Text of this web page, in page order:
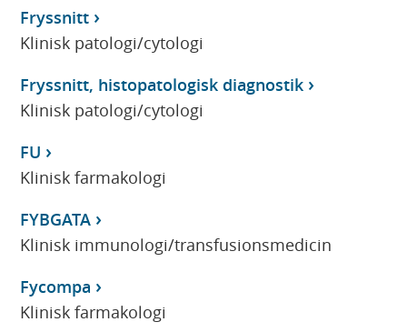
Fryssnitt
Klinisk patologi/cytologi
Fryssnitt, histopatologisk diagnostik
Klinisk patologi/cytologi
FU
Klinisk farmakologi
FYBGATA
Klinisk immunologi/transfusionsmedicin
Fycompa
Klinisk farmakologi